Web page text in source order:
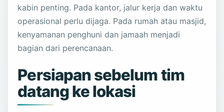
kabin penting. Pada kantor, jalur kerja dan waktu
operasional perlu dijaga. Pada rumah atau masjid,
kenyamanan penghuni dan jamaah menjadi
bagian dari perencanaan.
Persiapan sebelum tim
datang ke lokasi